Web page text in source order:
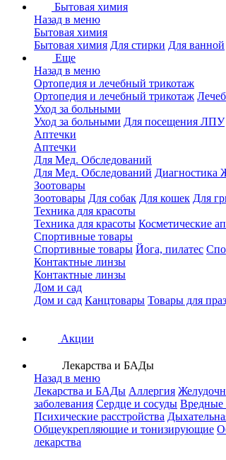
Бытовая химия
Назад в меню
Бытовая химия
Бытовая химия Для стирки Для ванной
Еще
Назад в меню
Ортопедия и лечебный трикотаж
Ортопедия и лечебный трикотаж
Уход за больными
Уход за больными Для посещения ЛПУ
Аптечки
Аптечки
Для Мед. Обследований
Для Мед. Обследований Диагностика
Зоотовары
Зоотовары Для собак Для кошек Для
Техника для красоты
Техника для красоты Косметические
Спортивные товары
Спортивные товары Йога, пилатес
Контактные линзы
Контактные линзы
Дом и сад
Дом и сад Канцтовары Товары для
Акции
Лекарства и БАДы
Назад в меню
Лекарства и БАДы Аллергия
заболевания Сердце и сосуды Вредные
Психические расстройства
Общеукрепляющие и тонизирующие
лекарства